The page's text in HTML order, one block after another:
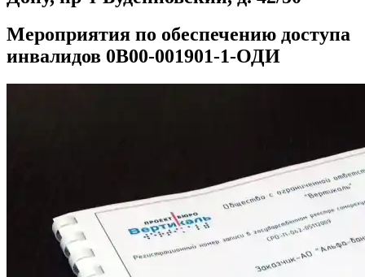
Мероприятия по обеспечению доступа
инвалидов 0В00-001901-1-ОДИ